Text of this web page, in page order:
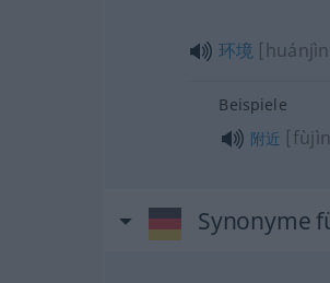
环境
Beispiele
附近
Synonyme